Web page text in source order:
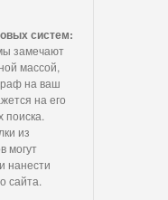
систем:
замечают
массой,
на ваш
на его
поиска.
из
могут
нанести
сайта.